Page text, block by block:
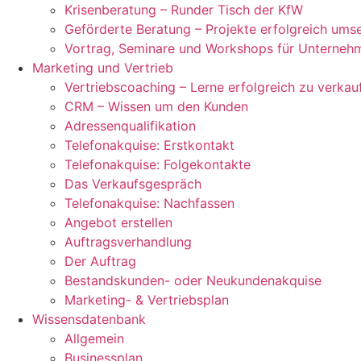
Krisenberatung – Runder Tisch der KfW
Geförderte Beratung – Projekte erfolgreich
Vortrag, Seminare und Workshops für
Marketing und Vertrieb
Vertriebscoaching – Lerne erfolgreich zu
CRM – Wissen um den Kunden
Adressenqualifikation
Telefonakquise: Erstkontakt
Telefonakquise: Folgekontakte
Das Verkaufsgespräch
Telefonakquise: Nachfassen
Angebot erstellen
Auftragsverhandlung
Der Auftrag
Bestandskunden- oder Neukundenakquise
Marketing- & Vertriebsplan
Wissensdatenbank
Allgemein
Businessplan